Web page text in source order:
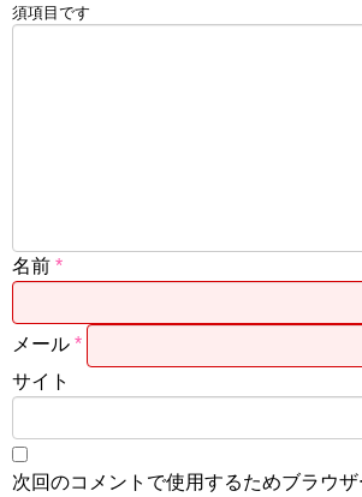
須項目です
名前 *
メール *
サイト
次回のコメントで使用するためブラウザ